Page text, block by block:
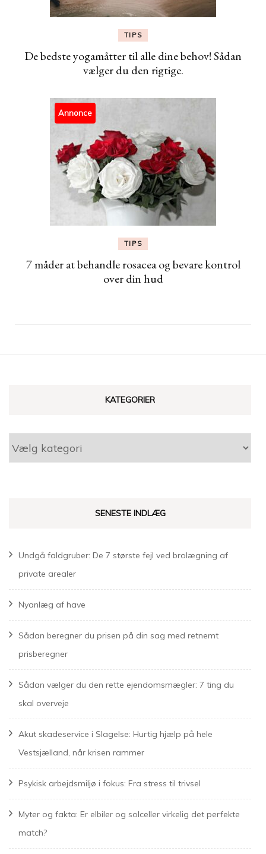
TIPS
De bedste yogamåtter til alle dine behov! Sådan
vælger du den rigtige.
Annonce
TIPS
7 måder at behandle rosacea og bevare kontrol
over din hud
KATEGORIER
Kategorier
SENESTE INDLÆG
Undgå faldgruber: De 7 største fejl ved brolægning af
private arealer
Nyanlæg af have
Sådan beregner du prisen på din sag med retnemt
prisberegner
Sådan vælger du den rette ejendomsmægler: 7 ting du
skal overveje
Akut skadeservice i Slagelse: Hurtig hjælp på hele
Vestsjælland, når krisen rammer
Psykisk arbejdsmiljø i fokus: Fra stress til trivsel
Myter og fakta: Er elbiler og solceller virkelig det perfekte
match?